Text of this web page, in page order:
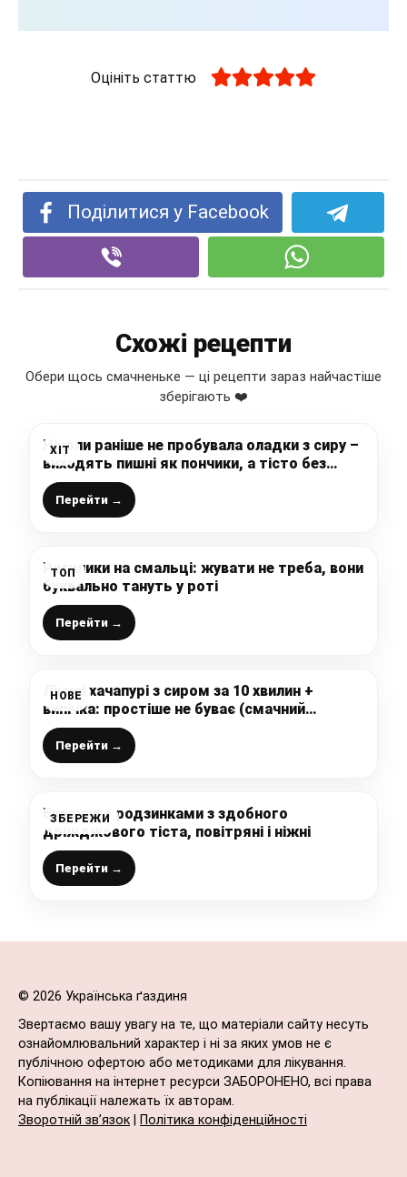
Оцініть статтю
Поділитися у Facebook
Схожі рецепти
Обери щось смачненьке — ці рецепти зараз найчастіше
зберігають ❤️
ХІТ
Ніколи раніше не пробувала оладки з сиру –
виходять пишні як пончики, а тісто без
дріжджів
Перейти →
ТОП
Рогалики на смальці: жувати не треба, вони
буквально тануть у роті
Перейти →
НОВЕ
Ліниві хачапурі з сиром за 10 хвилин +
випічка: простіше не буває (смачний
сніданок чи перекус на сковороді)
Перейти →
ЗБЕРЕЖИ
Булочки з родзинками з здобного
дріжджового тіста, повітряні і ніжні
Перейти →
© 2026 Українська ґаздиня
Звертаємо вашу увагу на те, що матеріали сайту несуть
ознайомлювальний характер і ні за яких умов не є
публічною офертою або методиками для лікування.
Копіювання на інтернет ресурси ЗАБОРОНЕНО, всі права
на публікації належать їх авторам.
Зворотній зв’язок
Політика конфіденційності